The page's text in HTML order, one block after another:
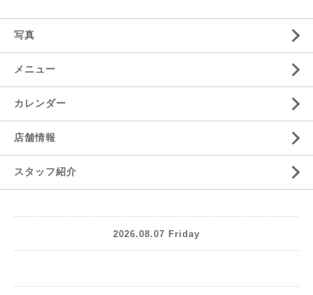
写真
メニュー
カレンダー
店舗情報
スタッフ紹介
2026.08.07 Friday